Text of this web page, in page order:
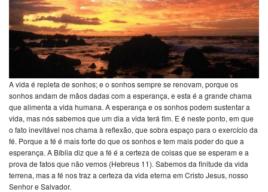
A vida é repleta de sonhos; e o sonhos sempre se renovam, porque os
sonhos andam de mãos dadas com a esperança, e esta é a grande chama
que alimenta a vida humana. A esperança e os sonhos podem sustentar a
vida, mas nós sabemos que um dia a vida terá fim. E é neste ponto, em que
o fato inevitável nos chama à reflexão, que sobra espaço para o exercício da
fé. Porque a fé é mais forte do que os sonhos e tem mais poder do que a
esperança. A Bíblia diz que a fé é a certeza de coisas que se esperam e a
prova de fatos que não vemos (Hebreus 11). Sabemos da finitude da vida
terrena, mas a fé nos traz a certeza da vida eterna em Cristo Jesus, nosso
Senhor e Salvador.